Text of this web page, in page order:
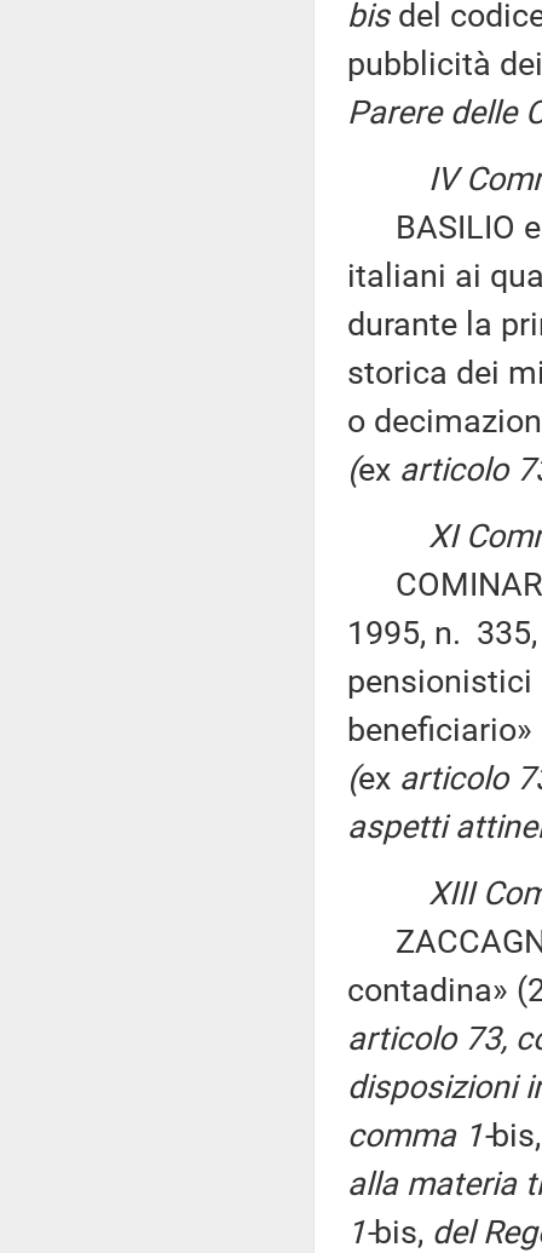
bisdel
pubblicità
Parere delle
IV
BASILIO
italiani ai
durante la
storica dei
o
(ex articolo
XI
1995, n.
pensionistici
(ex articolo
aspetti
XIII
contadina»
articolo 73,
disposizioni
comma 1-
alla materia
1-bis, del